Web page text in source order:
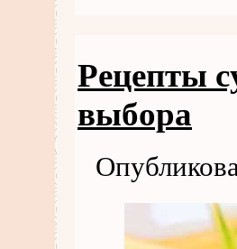
Рецепты
выбора